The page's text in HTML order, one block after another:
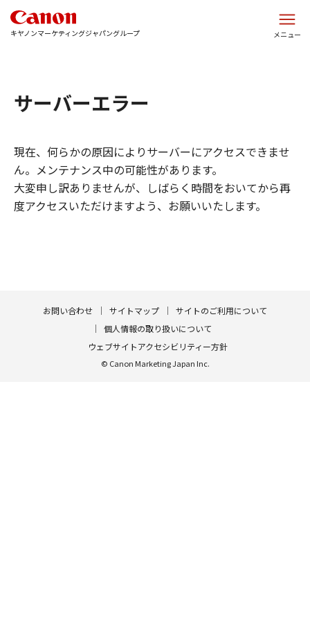
キヤノンマーケティングジャパングループ メニュー
サーバーエラー
現在、何らかの原因によりサーバーにアクセスできませ
ん。メンテナンス中の可能性があります。
大変申し訳ありませんが、しばらく時間をおいてから再
度アクセスいただけますよう、お願いいたします。
お問い合わせ サイトマップ
サイトのご利用について
個人情報の取り扱いについて
ウェブサイトアクセシビリティー方針
© Canon Marketing Japan Inc.